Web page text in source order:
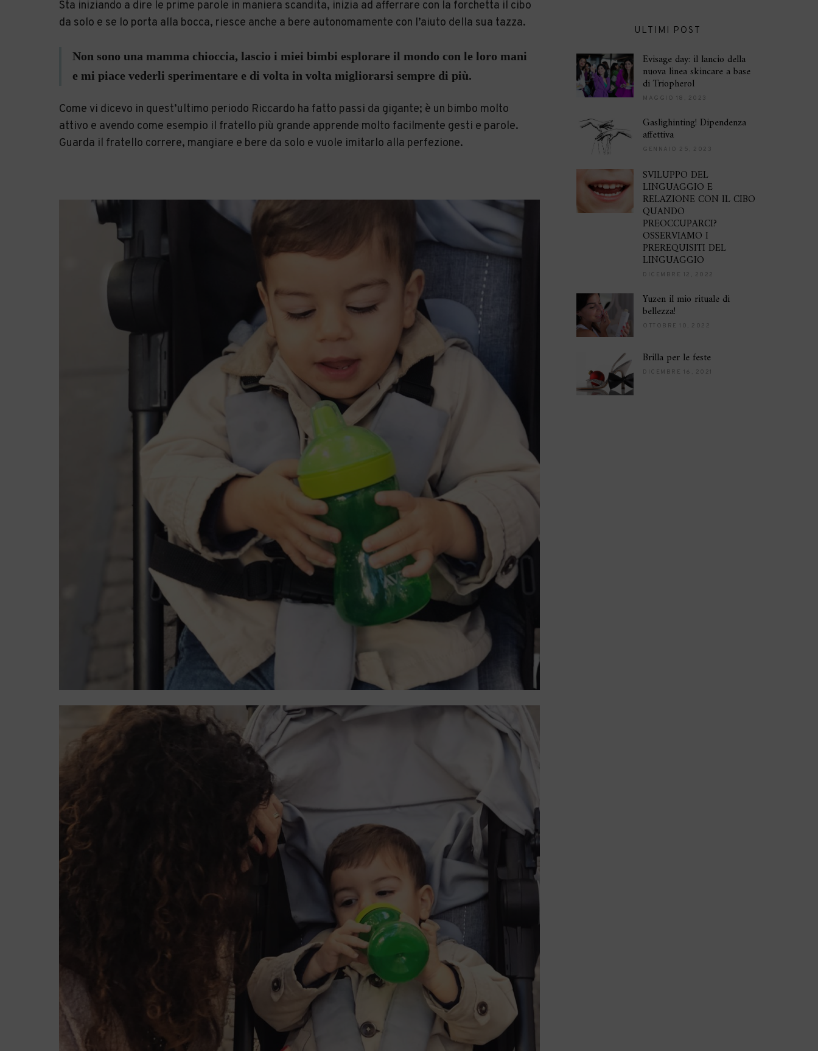
Sta iniziando a dire le prime parole in maniera scandita, inizia ad afferrare con la forchetta il cibo
da solo e se lo porta alla bocca, riesce anche a bere autonomamente con l’aiuto della sua tazza.
Non sono una mamma chioccia, lascio i miei bimbi esplorare il mondo con le loro mani
e mi piace vederli sperimentare e di volta in volta migliorarsi sempre di più.
Come vi dicevo in quest’ultimo periodo Riccardo ha fatto passi da gigante; è un bimbo molto
attivo e avendo come esempio il fratello più grande apprende molto facilmente gesti e parole.
Guarda il fratello correre, mangiare e bere da solo e vuole imitarlo alla perfezione.
ULTIMI POST
Evisage day: il lancio della
nuova linea skincare a base
di Triopherol
MAGGIO 18, 2023
Gaslighinting! Dipendenza
affettiva
GENNAIO 25, 2023
SVILUPPO DEL
LINGUAGGIO E
RELAZIONE CON IL CIBO
QUANDO
PREOCCUPARCI?
OSSERVIAMO I
PREREQUISITI DEL
LINGUAGGIO
DICEMBRE 12, 2022
Yuzen il mio rituale di
bellezza!
OTTOBRE 10, 2022
Brilla per le feste
DICEMBRE 16, 2021